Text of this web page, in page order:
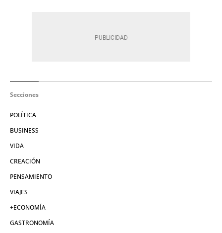
Secciones
POLÍTICA
BUSINESS
VIDA
CREACIÓN
PENSAMIENTO
VIAJES
+ECONOMÍA
GASTRONOMÍA